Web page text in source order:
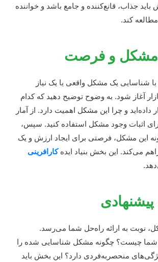
جذاب، قانع‌کننده و جامع باشد و خواننده
کند.
یک مشکل واقعی یا یک نیاز
شود. به وضوح توضیح دهید که کدام
و چرا این مشکل اهمیت دارد. از آمار
وجود مشکل استفاده کنید. سپس،
مشکل، فرصتی برای ایجاد ارزش و یک
این بخش بنیاد ایده کارافرینی
به ارائه راه‌حل شما می‌رسد.
چگونه مشکل شناسایی شده را
منحصربه‌فردی دارد؟ این بخش باید